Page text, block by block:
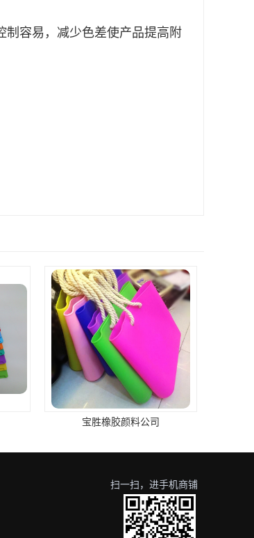
制容易，减少色差使产品提高附
宝胜橡胶颜料公司
扫一扫，进手机商铺